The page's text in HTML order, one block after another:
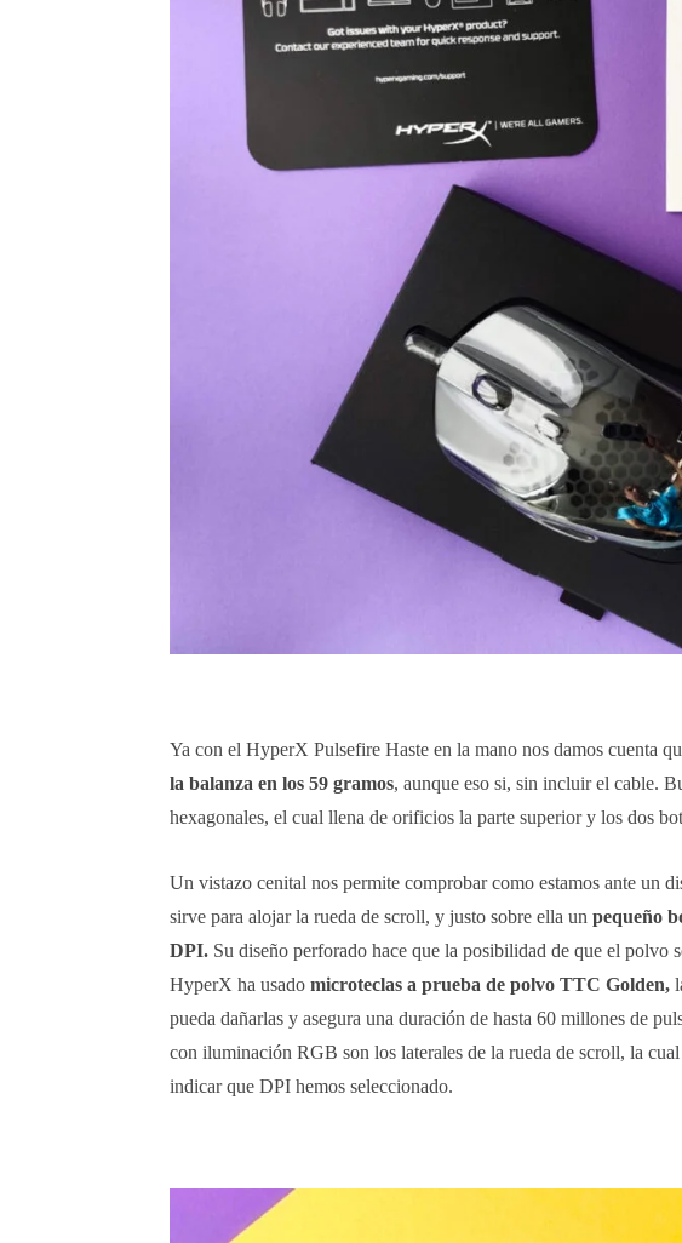
Ya con el HyperX Pulsefire Haste en la mano nos damos cuenta
la balanza en los 59 gramos, aunque eso si, sin incluir el cable.
hexagonales, el cual llena de orificios la parte superior y los dos
Un vistazo cenital nos permite comprobar como estamos ante un
sirve para alojar la rueda de scroll, y justo sobre ella un pequeño
DPI. Su diseño perforado hace que la posibilidad de que el polvo
HyperX ha usado microteclas a prueba de polvo TTC Golden,
pueda dañarlas y asegura una duración de hasta 60 millones de
con iluminación RGB son los laterales de la rueda de scroll, la
indicar que DPI hemos seleccionado.